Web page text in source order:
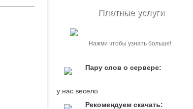
Платные услуги
Нажми чтобы узнать больше!
Пару слов о сервере:
у нас весело
Рекомендуем скачать: